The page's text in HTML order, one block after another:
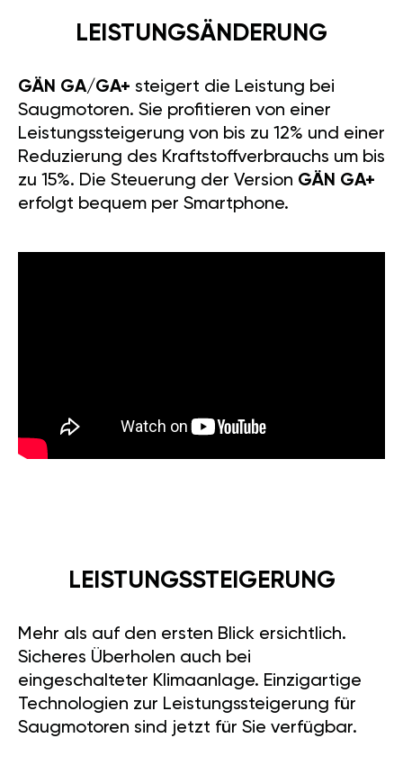
LEISTUNGSÄNDERUNG
GÄN GA/GA+ steigert die Leistung bei
Saugmotoren. Sie profitieren von einer
Leistungssteigerung von bis zu 12% und einer
Reduzierung des Kraftstoffverbrauchs um bis
zu 15%. Die Steuerung der Version GÄN GA+
erfolgt bequem per Smartphone.
LEISTUNGSSTEIGERUNG
Mehr als auf den ersten Blick ersichtlich.
Sicheres Überholen auch bei
eingeschalteter Klimaanlage. Einzigartige
Technologien zur Leistungssteigerung für
Saugmotoren sind jetzt für Sie verfügbar.